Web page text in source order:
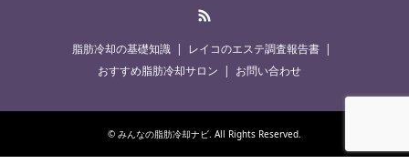
脂肪冷却の基礎知識
レイコのエステ調査報告書
おすすめ脂肪冷却サロン
お問い合わせ
© みんなの脂肪冷却ナビ. All Rights Reserved.